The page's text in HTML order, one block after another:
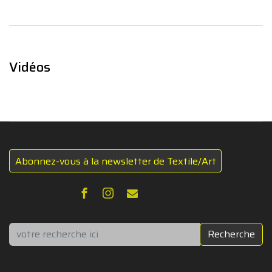
Vidéos
Abonnez-vous à la newsletter de Textile/Art
Rechercher Recherche